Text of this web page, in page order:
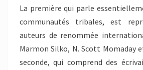
La première qui parle
communautés tribales, est
auteurs de renommée
Marmon Silko, N. Scott Momaday
seconde, qui comprend des